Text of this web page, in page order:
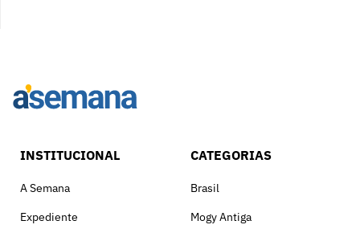
INSTITUCIONAL
A Semana
Expediente
CATEGORIAS
Brasil
Mogy Antiga